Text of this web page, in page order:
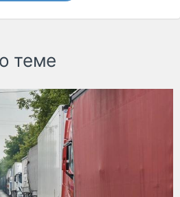
теме